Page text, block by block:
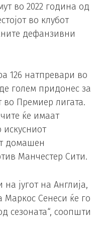
во 2022 година од
во клубот
дефанзивни
126 натпревари во
голем придонес за
Премиер лигата.
ќе имаат
искусниот
домашен
Манчестер Сити.
југот на Англија,
Сенеси ќе го
сезоната“, соопшти